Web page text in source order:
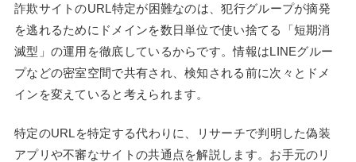
詐欺サイトのURL特定が困難なのは、犯行グループが摘発
を逃れるためにドメインを数日単位で使い捨てる「短期消
滅型」の運用を徹底しているからです。情報はLINEグルー
プなどの密室空間で共有され、検知される前に次々とドメ
インを変えていると考えられます。
特定のURLを特定する代わりに、リサーチで判明した偽装
アプリや不審なサイトの共通点を解説します。お手元のリ